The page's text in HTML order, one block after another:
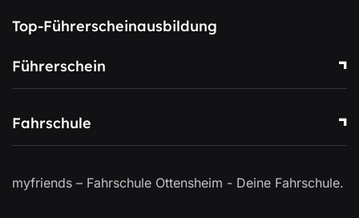
Top-Führerscheinausbildung
Führerschein
Fahrschule
myfriends – Fahrschule Ottensheim - Deine Fahrschule.